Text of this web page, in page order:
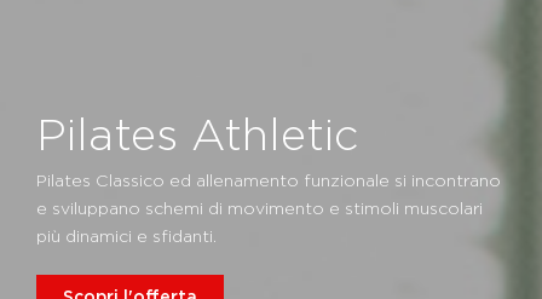
Pilates Athletic
Pilates Classico ed allenamento funzionale si incontrano
e sviluppano schemi di movimento e stimoli muscolari
più dinamici e sfidanti.